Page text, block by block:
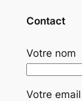
Contact
Votre nom
Votre email